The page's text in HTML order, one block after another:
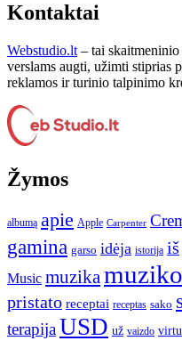
Kontaktai
Webstudio.lt – tai
verslams augti, užimti stiprias
reklamos ir turinio talpinimo
Žymos
albumą apie Apple Carpenter
gamina garso idėja istorija iš
Music muzika
pristato receptai receptas sako
terapijaUSD už vaizdo